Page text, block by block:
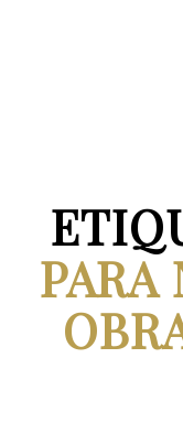
PARA